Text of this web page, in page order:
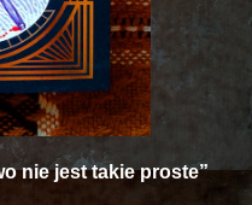
nie jest takie proste”